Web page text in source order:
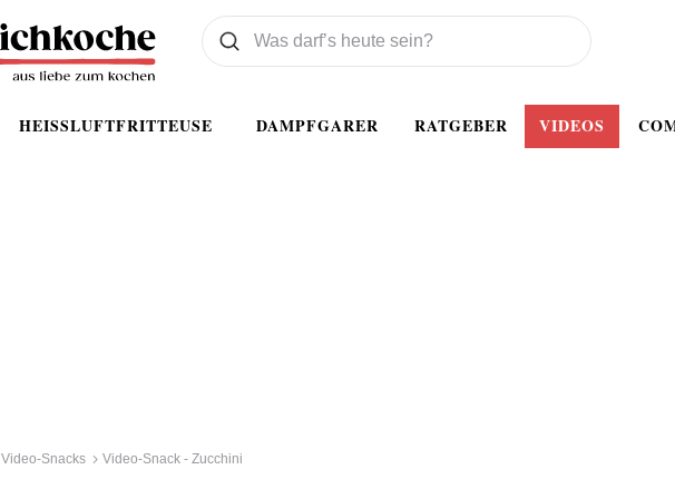
HEISSLUFTFRITTEUSE DAMPFGARER RATGEBER VIDEOS
Was wollen Sie suchen
Suchen
Video-Snacks Video-Snack - Zucchini